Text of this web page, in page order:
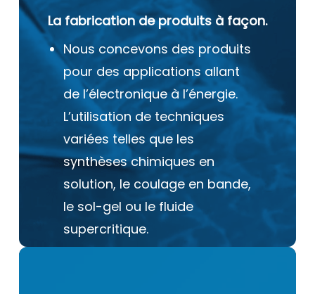
La fabrication de produits à façon.
Nous concevons des produits
pour des applications allant
de l’électronique à l’énergie.
L’utilisation de techniques
variées telles que les
synthèses chimiques en
solution, le coulage en bande,
le sol-gel ou le fluide
supercritique.